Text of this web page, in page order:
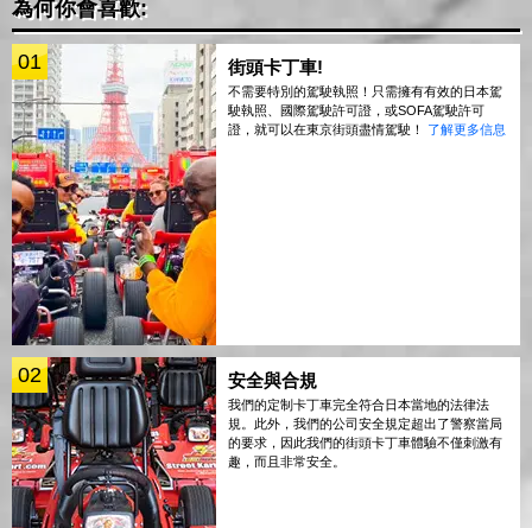
為何你會喜歡:
01 街頭卡丁車!
不需要特別的駕駛執照！只需擁有有效的日本駕
駛執照、國際駕駛許可證，或SOFA駕駛許可
證，就可以在東京街頭盡情駕駛！ 了解更多信息
02 安全與合規
我們的定制卡丁車完全符合日本當地的法律法
規。此外，我們的公司安全規定超出了警察當局
的要求，因此我們的街頭卡丁車體驗不僅刺激有
趣，而且非常安全。